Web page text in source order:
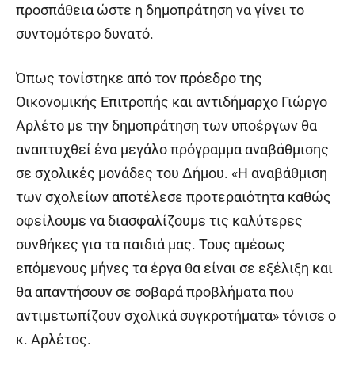
προσπάθεια ώστε η δημοπράτηση να γίνει το
συντομότερο δυνατό.
Όπως τονίστηκε από τον πρόεδρο της
Οικονομικής Επιτροπής και αντιδήμαρχο Γιώργο
Αρλέτο με την δημοπράτηση των υποέργων θα
αναπτυχθεί ένα μεγάλο πρόγραμμα αναβάθμισης
σε σχολικές μονάδες του Δήμου. «Η αναβάθμιση
των σχολείων αποτέλεσε προτεραιότητα καθώς
οφείλουμε να διασφαλίζουμε τις καλύτερες
συνθήκες για τα παιδιά μας. Τους αμέσως
επόμενους μήνες τα έργα θα είναι σε εξέλιξη και
θα απαντήσουν σε σοβαρά προβλήματα που
αντιμετωπίζουν σχολικά συγκροτήματα» τόνισε ο
κ. Αρλέτος.